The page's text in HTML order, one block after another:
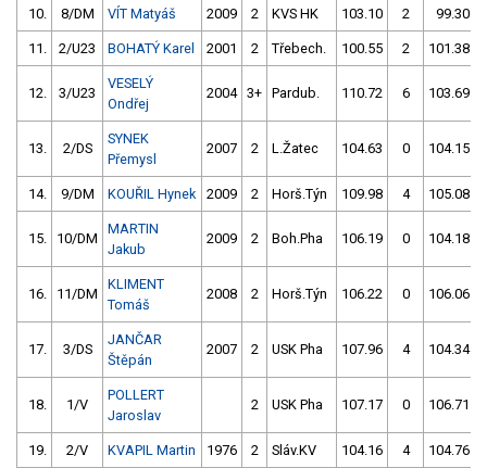
10. 8/DM VÍT Matyáš 2009 2 KVS HK 103.10 2 99.30
11. 2/U23 BOHATÝ Karel 2001 2 Třebech. 100.55 2 101.38
12. 3/U23
VESELÝ
Ondřej
2004 3+ Pardub. 110.72 6 103.69
13. 2/DS
SYNEK
Přemysl
2007 2 L.Žatec 104.63 0 104.15
14. 9/DM KOUŘIL Hynek 2009 2 Horš.Týn 109.98 4 105.08
15. 10/DM
MARTIN
Jakub
2009 2 Boh.Pha 106.19 0 104.18
16. 11/DM
KLIMENT
Tomáš
2008 2 Horš.Týn 106.22 0 106.06
17. 3/DS
JANČAR
Štěpán
2007 2 USK Pha 107.96 4 104.34
18. 1/V
POLLERT
Jaroslav
2 USK Pha 107.17 0 106.71
19. 2/V KVAPIL Martin 1976 2 Sláv.KV 104.16 4 104.76